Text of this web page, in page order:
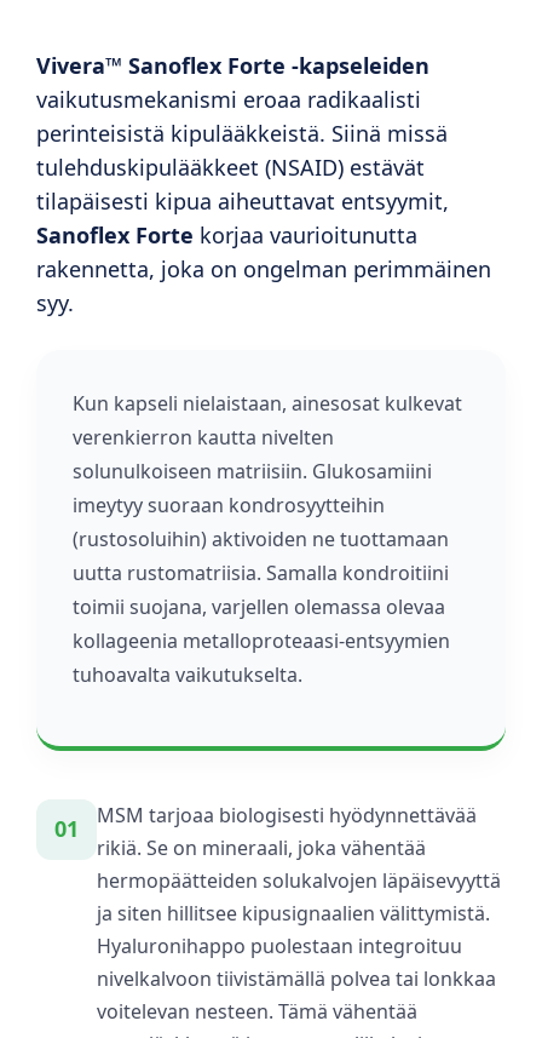
Vivera™ Sanoflex Forte -kapseleiden
vaikutusmekanismi eroaa radikaalisti
perinteisistä kipulääkkeistä. Siinä missä
tulehduskipulääkkeet (NSAID) estävät
tilapäisesti kipua aiheuttavat entsyymit,
Sanoflex Forte korjaa vaurioitunutta
rakennetta, joka on ongelman perimmäinen
syy.
Kun kapseli nielaistaan, ainesosat kulkevat
verenkierron kautta nivelten
solunulkoiseen matriisiin. Glukosamiini
imeytyy suoraan kondrosyytteihin
(rustosoluihin) aktivoiden ne tuottamaan
uutta rustomatriisia. Samalla kondroitiini
toimii suojana, varjellen olemassa olevaa
kollageenia metalloproteaasi-entsyymien
tuhoavalta vaikutukselta.
01
MSM tarjoaa biologisesti hyödynnettävää
rikiä. Se on mineraali, joka vähentää
hermopäätteiden solukalvojen läpäisevyyttä
ja siten hillitsee kipusignaalien välittymistä.
Hyaluronihappo puolestaan integroituu
nivelkalvoon tiivistämällä polvea tai lonkkaa
voitelevan nesteen. Tämä vähentää